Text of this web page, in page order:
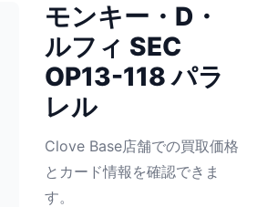
モンキー・D・
ルフィ SEC
OP13-118 パラ
レル
Clove Base店舗での買取価格
とカード情報を確認できま
す。